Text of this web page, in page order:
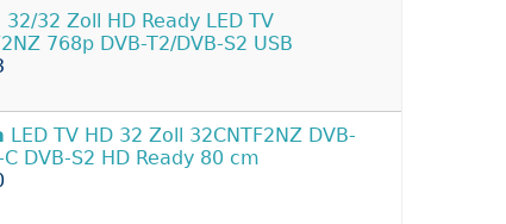
32/32 Zoll HD Ready LED TV
768p DVB-T2/DVB-S2 USB
LED TV HD 32 Zoll 32CNTF2NZ DVB-
DVB-S2 HD Ready 80 cm